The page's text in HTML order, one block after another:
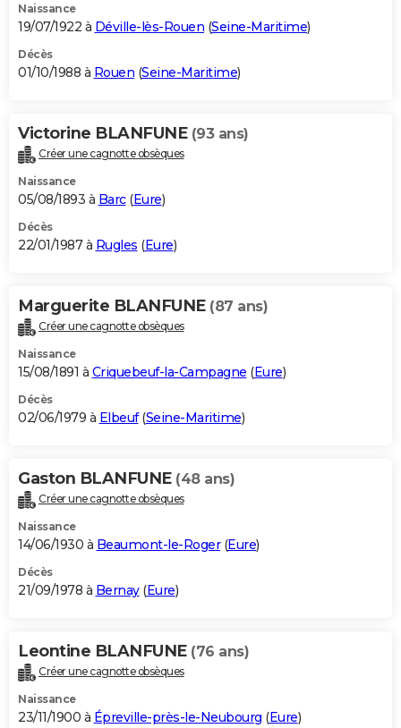
Naissance
19/07/1922 à Déville-lès-Rouen (Seine-Maritime)
Décès
01/10/1988 à Rouen (Seine-Maritime)
Victorine BLANFUNE (93 ans)
Créer une cagnotte obsèques
Naissance
05/08/1893 à Barc(Eure)
Décès
22/01/1987 à Rugles (Eure)
Marguerite BLANFUNE (87 ans)
Créer une cagnotte obsèques
Naissance
15/08/1891 à Criquebeuf-la-Campagne (Eure)
Décès
02/06/1979 à Elbeuf(Seine-Maritime)
Gaston BLANFUNE (48 ans)
Créer une cagnotte obsèques
Naissance
14/06/1930 à Beaumont-le-Roger(Eure)
Décès
21/09/1978 à Bernay(Eure)
Leontine BLANFUNE (76 ans)
Créer une cagnotte obsèques
Naissance
23/11/1900 à Épreville-près-le-Neubourg (Eure)